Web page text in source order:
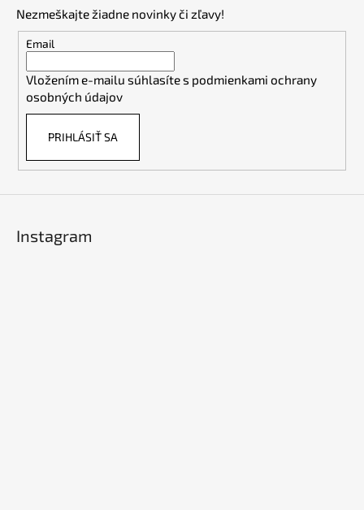
Nezmeškajte žiadne novinky či zľavy!
Email
Vložením e-mailu súhlasíte s podmienkami ochrany
osobných údajov
PRIHLÁSIŤ SA
Instagram